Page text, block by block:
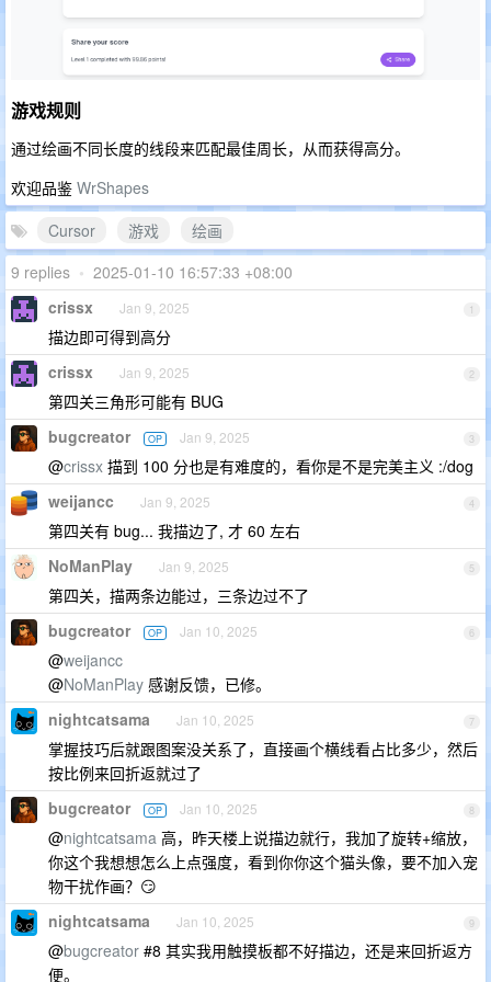
游戏规则
通过绘画不同长度的线段来匹配最佳周长，从而获得高分。
欢迎品鉴 WrShapes
Cursor
游戏
绘画
9 replies • 2025-01-10 16:57:33 +08:00
1
crissx Jan 9, 2025
描边即可得到高分
2
crissx Jan 9, 2025
第四关三角形可能有 BUG
3
bugcreator OP Jan 9, 2025
@crissx 描到 100 分也是有难度的，看你是不是完美主义 :/dog
4
weijancc Jan 9, 2025
第四关有 bug... 我描边了, 才 60 左右
5
NoManPlay Jan 9, 2025
第四关，描两条边能过，三条边过不了
6
bugcreator OP Jan 10, 2025
@weijancc
@NoManPlay 感谢反馈，已修。
7
nightcatsama Jan 10, 2025
掌握技巧后就跟图案没关系了，直接画个横线看占比多少，然后
按比例来回折返就过了
8
bugcreator OP Jan 10, 2025
@nightcatsama 高，昨天楼上说描边就行，我加了旋转+缩放，
你这个我想想怎么上点强度，看到你你这个猫头像，要不加入宠
物干扰作画？😏
9
nightcatsama Jan 10, 2025
@bugcreator #8 其实我用触摸板都不好描边，还是来回折返方
便。